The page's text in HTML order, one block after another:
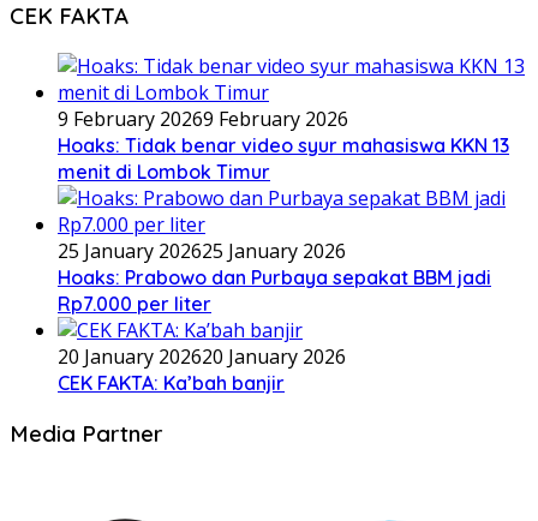
CEK FAKTA
9 February 20269 February 2026
Hoaks: Tidak benar video syur mahasiswa KKN 13
menit di Lombok Timur
25 January 202625 January 2026
Hoaks: Prabowo dan Purbaya sepakat BBM jadi
Rp7.000 per liter
20 January 202620 January 2026
CEK FAKTA: Ka’bah banjir
Media Partner